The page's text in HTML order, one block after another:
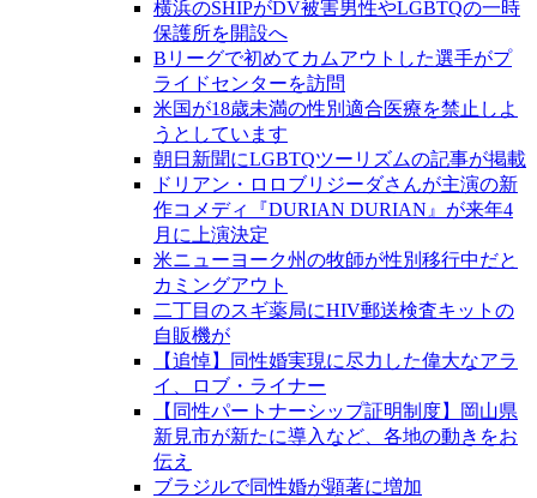
横浜のSHIPがDV被害男性やLGBTQの一時
保護所を開設へ
Bリーグで初めてカムアウトした選手がプ
ライドセンターを訪問
米国が18歳未満の性別適合医療を禁止しよ
うとしています
朝日新聞にLGBTQツーリズムの記事が掲載
ドリアン・ロロブリジーダさんが主演の新
作コメディ『DURIAN DURIAN』が来年4
月に上演決定
米ニューヨーク州の牧師が性別移行中だと
カミングアウト
二丁目のスギ薬局にHIV郵送検査キットの
自販機が
【追悼】同性婚実現に尽力した偉大なアラ
イ、ロブ・ライナー
【同性パートナーシップ証明制度】岡山県
新見市が新たに導入など、各地の動きをお
伝え
ブラジルで同性婚が顕著に増加